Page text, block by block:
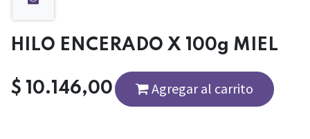
HILO ENCERADO X 100g MIEL
$ 10.146,00 Agregar al carrito